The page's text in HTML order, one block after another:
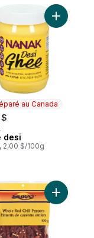
coriandre (Dhaniya)
au Canada
au Canada
desi
2,00 $/100g
Ajouter
fort au panierAjouter